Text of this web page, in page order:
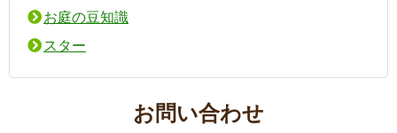
お庭の豆知識
スター
お問い合わせ